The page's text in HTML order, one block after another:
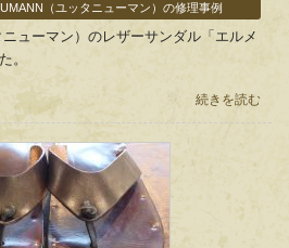
（ユッタニューマン）の修理事例
ューマン）のレザーサンダル「エルメ
。
続きを読む